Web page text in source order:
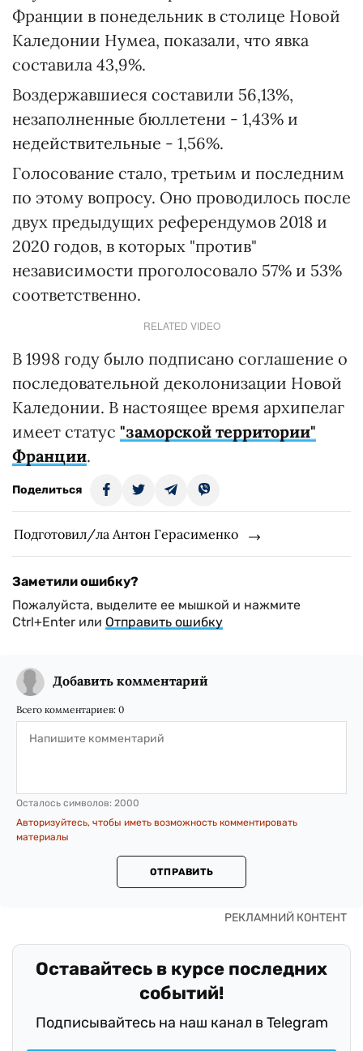
Франции в понедельник в столице Новой
Каледонии Нумеа, показали, что явка
составила 43,9%.
Воздержавшиеся составили 56,13%,
незаполненные бюллетени - 1,43% и
недействительные - 1,56%.
Голосование стало, третьим и последним
по этому вопросу. Оно проводилось после
двух предыдущих референдумов 2018 и
2020 годов, в которых "против"
независимости проголосовало 57% и 53%
соответственно.
RELATED VIDEO
В 1998 году было подписано соглашение о
последовательной деколонизации Новой
Каледонии. В настоящее время архипелаг
имеет статус "заморской территории"
Франции.
Поделиться
Подготовил/ла Антон Герасименко
Заметили ошибку?
Пожалуйста, выделите ее мышкой и нажмите
Ctrl+Enter или Отправить ошибку
Добавить комментарий
Всего комментариев: 0
Осталось символов: 2000
Авторизуйтесь, чтобы иметь возможность комментировать
материалы
ОТПРАВИТЬ
Оставайтесь в курсе последних
событий!
Подписывайтесь на наш канал в Telegram